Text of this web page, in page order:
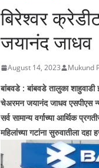
बिरेश्वर
जयानंद जाधव
August 14, 2023 Mukund
बांबवडे : बांबवडे तालुका
चेअरमन जयानंद जाधव एसपीएस
सर्व सामान्य वर्गाच्या आर्थिक
महिलांच्या गटांना सुरुवातीला